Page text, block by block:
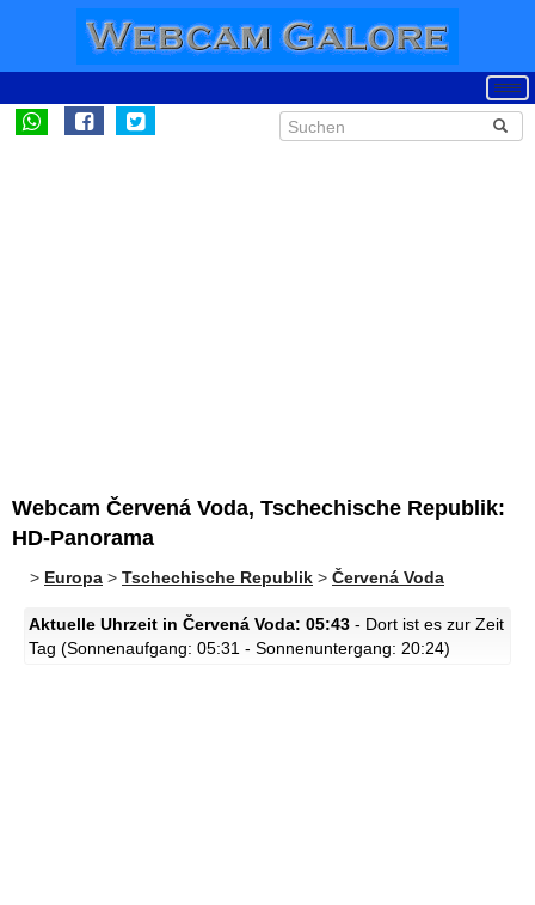
Webcam Červená Voda, Tschechische Republik:
HD-Panorama
> Europa > Tschechische Republik > Červená Voda
Aktuelle Uhrzeit in Červená Voda: 05:43 - Dort ist es zur Zeit
Tag (Sonnenaufgang: 05:31 - Sonnenuntergang: 20:24)